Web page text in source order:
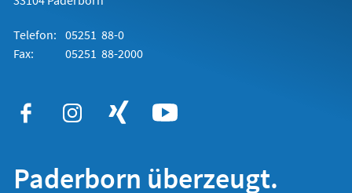
Telefon: 05251 88-0
Fax:
05251 88-2000
Paderborn überzeugt.